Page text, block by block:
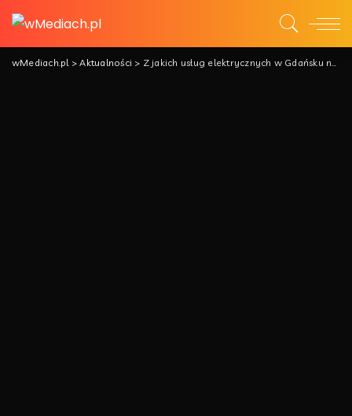
wMediach.pl>Aktualności > Z jakich usług elektrycznych w Gdańsku najczęściej korzystają mieszkańcy?